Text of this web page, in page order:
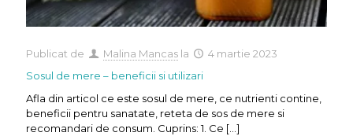
Publicat de Malina Mancas la
4 martie 2023
Sosul de mere – beneficii si utilizari
Afla din articol ce este sosul de mere, ce nutrienti contine,
beneficii pentru sanatate, reteta de sos de mere si
recomandari de consum. Cuprins: 1. Ce […]